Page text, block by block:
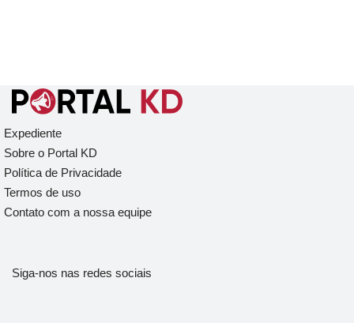
Expediente
Sobre o Portal KD
Política de Privacidade
Termos de uso
Contato com a nossa equipe
Siga-nos nas redes sociais